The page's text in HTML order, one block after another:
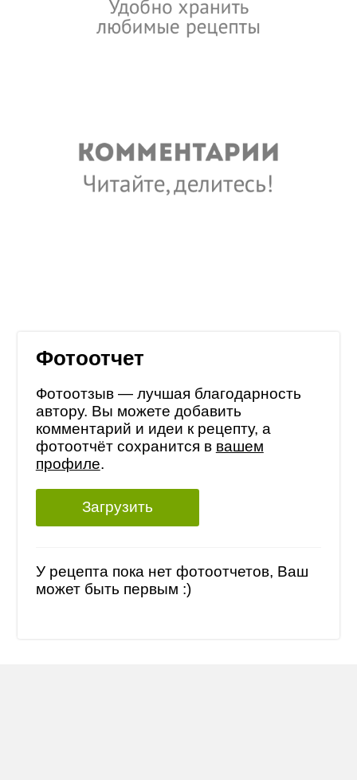
Фотоотчет
Фотоотзыв — лучшая благодарность
автору. Вы можете добавить
комментарий и идеи к рецепту, а
фотоотчёт сохранится в вашем
профиле.
Загрузить
У рецепта пока нет фотоотчетов, Ваш
может быть первым :)